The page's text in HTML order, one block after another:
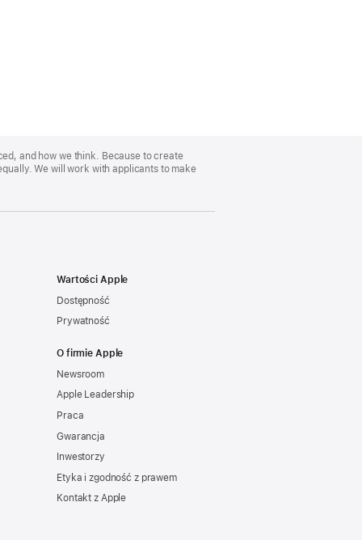
and how we think. Because to create
We will work with applicants to make
Wartości Apple
Dostępność
Prywatność
O firmie Apple
Newsroom
Apple Leadership
Praca
Gwarancja
Inwestorzy
Etyka i zgodność z prawem
Kontakt z Apple